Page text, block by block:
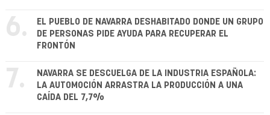
6.
EL PUEBLO DE NAVARRA DESHABITADO DONDE UN GRUPO
DE PERSONAS PIDE AYUDA PARA RECUPERAR EL
FRONTÓN
7.
NAVARRA SE DESCUELGA DE LA INDUSTRIA ESPAÑOLA:
LA AUTOMOCIÓN ARRASTRA LA PRODUCCIÓN A UNA
CAÍDA DEL 7,7%